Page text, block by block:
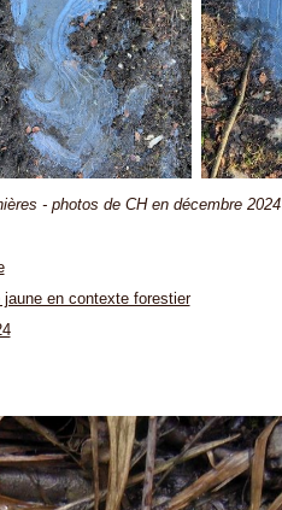
- photos de CH en décembre 2024
en contexte forestier